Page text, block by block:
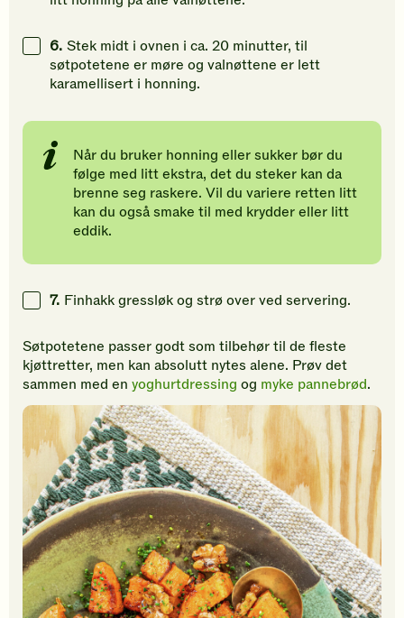
6. Stek midt i ovnen i ca. 20 minutter, til
søtpotetene er møre og valnøttene er lett
karamellisert i honning.
Når du bruker honning eller sukker bør du
følge med litt ekstra, det du steker kan da
brenne seg raskere. Vil du variere retten litt
kan du også smake til med krydder eller litt
eddik.
7. Finhakk gressløk og strø over ved servering.
Søtpotetene passer godt som tilbehør til de fleste
kjøttretter, men kan absolutt nytes alene. Prøv det
sammen med en yoghurtdressing og myke pannebrød.